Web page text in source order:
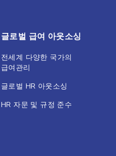
글로벌 급여 아웃소싱
전세계 다양한 국가의
급여관리
글로벌 HR 아웃소싱
HR 자문 및 규정 준수